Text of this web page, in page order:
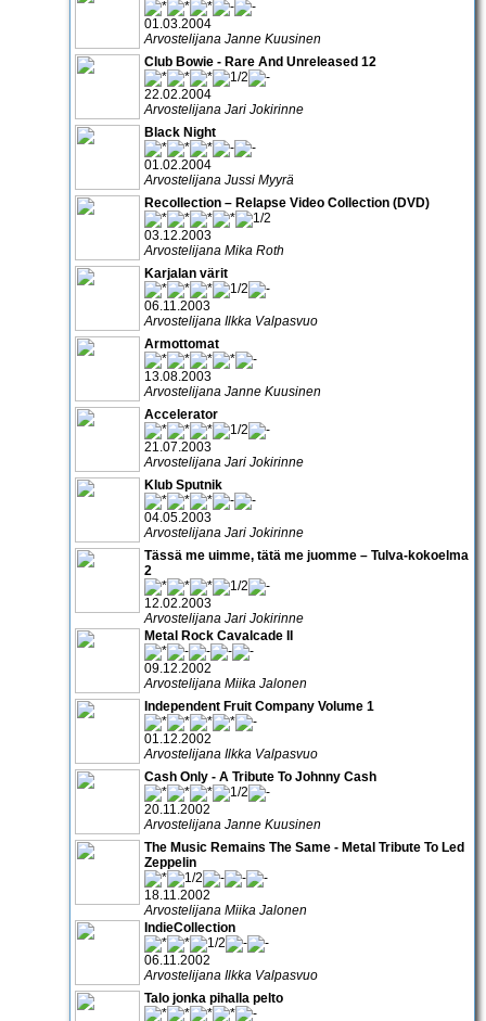
01.03.2004
Arvostelijana Janne Kuusinen
Club Bowie - Rare And Unreleased 12
22.02.2004
Arvostelijana Jari Jokirinne
Black Night
01.02.2004
Arvostelijana Jussi Myyrä
Recollection – Relapse Video Collection (DVD)
03.12.2003
Arvostelijana Mika Roth
Karjalan värit
06.11.2003
Arvostelijana Ilkka Valpasvuo
Armottomat
13.08.2003
Arvostelijana Janne Kuusinen
Accelerator
21.07.2003
Arvostelijana Jari Jokirinne
Klub Sputnik
04.05.2003
Arvostelijana Jari Jokirinne
Tässä me uimme, tätä me juomme – Tulva-kokoelma
2
12.02.2003
Arvostelijana Jari Jokirinne
Metal Rock Cavalcade II
09.12.2002
Arvostelijana Miika Jalonen
Independent Fruit Company Volume 1
01.12.2002
Arvostelijana Ilkka Valpasvuo
Cash Only - A Tribute To Johnny Cash
20.11.2002
Arvostelijana Janne Kuusinen
The Music Remains The Same - Metal Tribute To Led
Zeppelin
18.11.2002
Arvostelijana Miika Jalonen
IndieCollection
06.11.2002
Arvostelijana Ilkka Valpasvuo
Talo jonka pihalla pelto